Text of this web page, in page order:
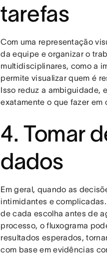
tarefas
Com uma representação
da equipe e organizar o
multidisciplinares, como a
permite visualizar quem é
Isso reduz a ambiguidade,
exatamente o que fazer em
4. Tomar
dados
Em geral, quando as
intimidantes e
de cada escolha antes de
processo, o fluxograma
resultados esperados,
com base em evidências